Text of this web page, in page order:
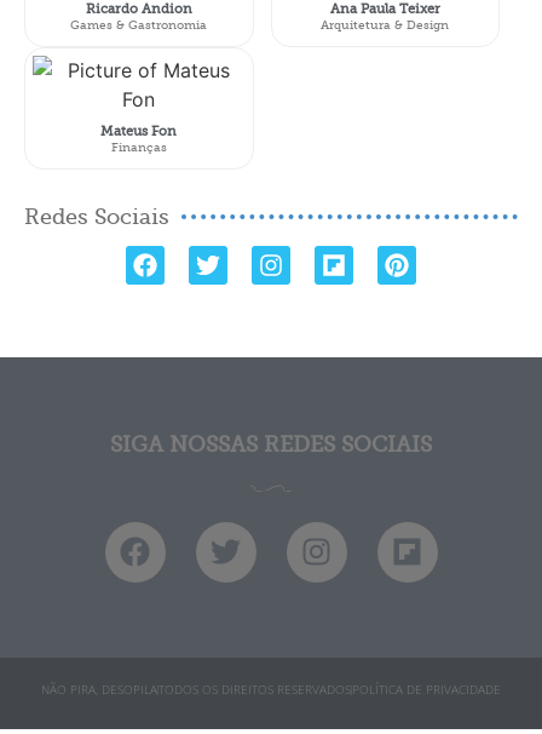
Ricardo Andion
Games & Gastronomia
Mateus Fon
Finanças
Ana Paula Teixer
Arquitetura & Design
Redes Sociais
SIGA NOSSAS REDES SOCIAIS
NÃO PIRA, DESOPILATODOS OS DIREITOS RESERVADOSPOLÍTICA DE PRIVACIDADE